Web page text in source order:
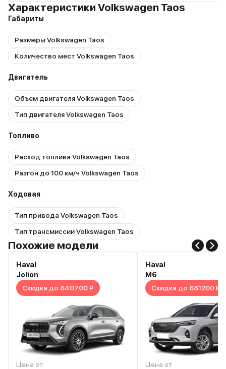
Характеристики Volkswagen Taos
Габариты
Размеры Volkswagen Taos
Количество мест Volkswagen Taos
Двигатель
Объем двигателя Volkswagen Taos
Тип двигателя Volkswagen Taos
Топливо
Расход топлива Volkswagen Taos
Разгон до 100 км/ч Volkswagen Taos
Ходовая
Тип привода Volkswagen Taos
Тип трансмиссии Volkswagen Taos
Похожие модели
Haval
Jolion
Скидка до 840700 Р
Цена от
Haval
M6
Скидка до 681200 Р
Цена от